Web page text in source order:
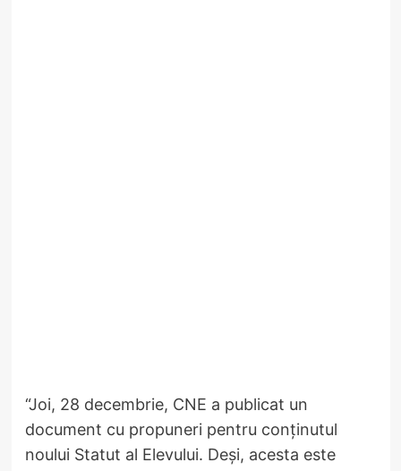
“Joi, 28 decembrie, CNE a publicat un
document cu propuneri pentru conținutul
noului Statut al Elevului. Deși, acesta este